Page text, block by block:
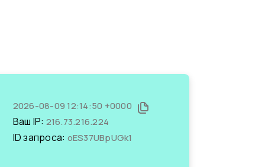
2026-08-09 12:14:50 +0000
Ваш IP: 216.73.216.224
ID запроса: oES37UBpUGk1